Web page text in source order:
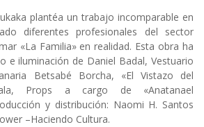
plantéa un trabajo incomparable en
diferentes profesionales del sector
«La Familia» en realidad. Esta obra ha
e iluminación de Daniel Badal, Vestuario
Betsabé Borcha, «El Vistazo del
Props a cargo de «Anatanael
y distribución: Naomi H. Santos
–Haciendo Cultura.